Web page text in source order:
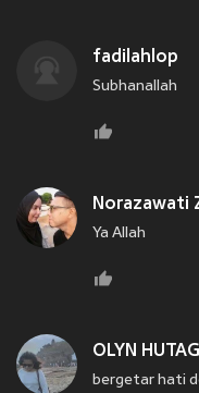
fadilahlop
Subhanallah
Norazawati
Ya Allah
OLYN
bergetar hati